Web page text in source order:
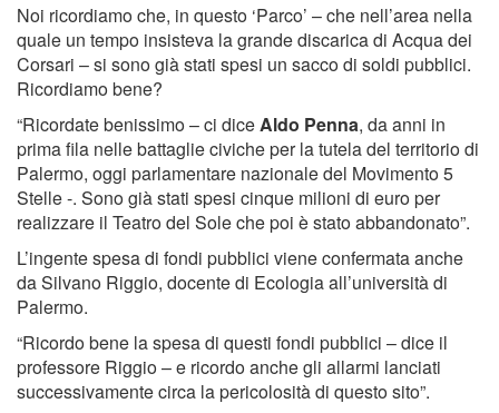
Noi ricordiamo che, in questo ‘Parco’ – che nell’area nella
quale un tempo insisteva la grande discarica di Acqua dei
Corsari – si sono già stati spesi un sacco di soldi pubblici.
Ricordiamo bene?
“Ricordate benissimo – ci diceAldo Penna, da anni in
prima fila nelle battaglie civiche per la tutela del territorio di
Palermo, oggi parlamentare nazionale del Movimento 5
Stelle -. Sono già stati spesi cinque milioni di euro per
realizzare il Teatro del Sole che poi è stato abbandonato”.
L’ingente spesa di fondi pubblici viene confermata anche
da Silvano Riggio, docente di Ecologia all’università di
Palermo.
“Ricordo bene la spesa di questi fondi pubblici – dice il
professore Riggio – e ricordo anche gli allarmi lanciati
successivamente circa la pericolosità di questo sito”.